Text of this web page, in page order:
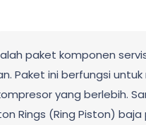
paket komponen
Paket ini berfungsi
yang berlebih.
Rings (Ring Piston)